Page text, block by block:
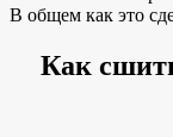
В общем как это
Как